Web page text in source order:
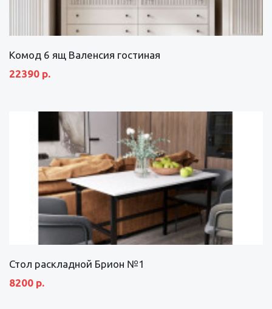
Комод 6 ящ Валенсия гостиная
22390 р.
Стол раскладной Брион №1
8200 р.